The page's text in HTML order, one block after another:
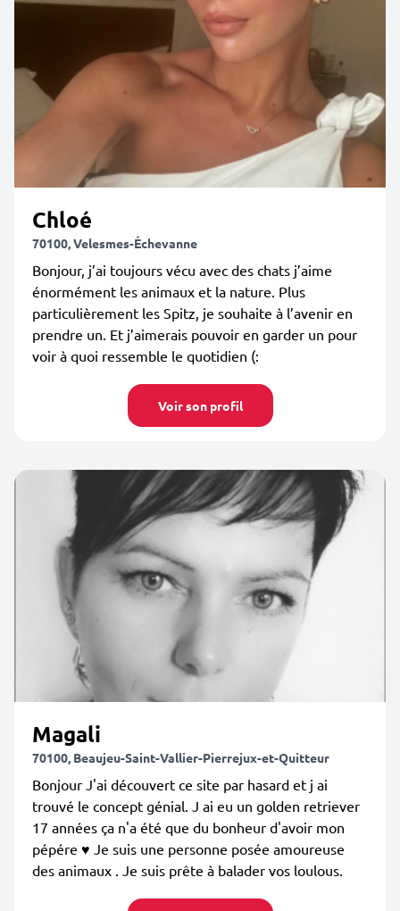
Chloé
70100, Velesmes-Échevanne
Bonjour, j’ai toujours vécu avec des chats j’aime
énormément les animaux et la nature. Plus
particulièrement les Spitz, je souhaite à l’avenir en
prendre un. Et j’aimerais pouvoir en garder un pour
voir à quoi ressemble le quotidien (:
Voir son profil
Magali
70100, Beaujeu-Saint-Vallier-Pierrejux-et-Quitteur
Bonjour J'ai découvert ce site par hasard et j ai
trouvé le concept génial. J ai eu un golden retriever
17 années ça n'a été que du bonheur d'avoir mon
pépére ♥️ Je suis une personne posée amoureuse
des animaux . Je suis prête à balader vos loulous.